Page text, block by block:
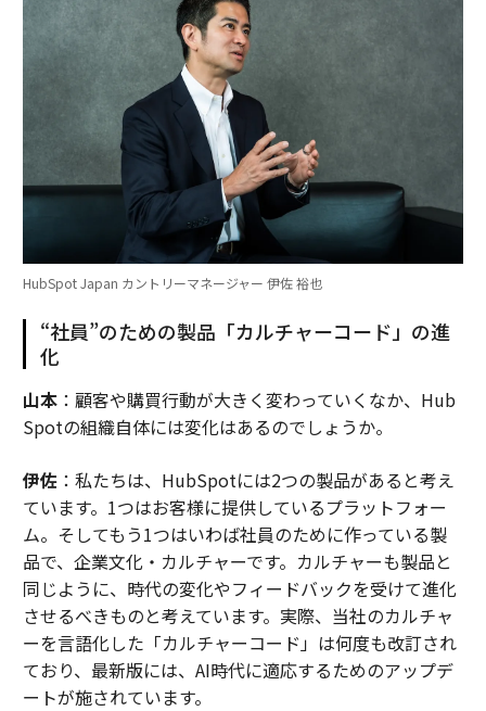
HubSpot Japan カントリーマネージャー 伊佐 裕也
“社員”のための製品「カルチャーコード」の進
化
山本：顧客や購買行動が大きく変わっていくなか、Hub
Spotの組織自体には変化はあるのでしょうか。
伊佐：私たちは、HubSpotには2つの製品があると考え
ています。1つはお客様に提供しているプラットフォー
ム。そしてもう1つはいわば社員のために作っている製
品で、企業文化・カルチャーです。カルチャーも製品と
同じように、時代の変化やフィードバックを受けて進化
させるべきものと考えています。実際、当社のカルチャ
ーを言語化した「カルチャーコード」は何度も改訂され
ており、最新版には、AI時代に適応するためのアップデ
ートが施されています。